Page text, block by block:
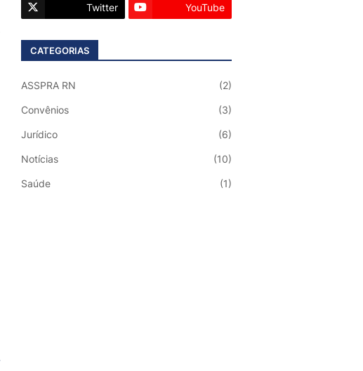
Twitter YouTube
CATEGORIAS
ASSPRA RN (2)
Convênios (3)
Jurídico (6)
Notícias (10)
Saúde (1)